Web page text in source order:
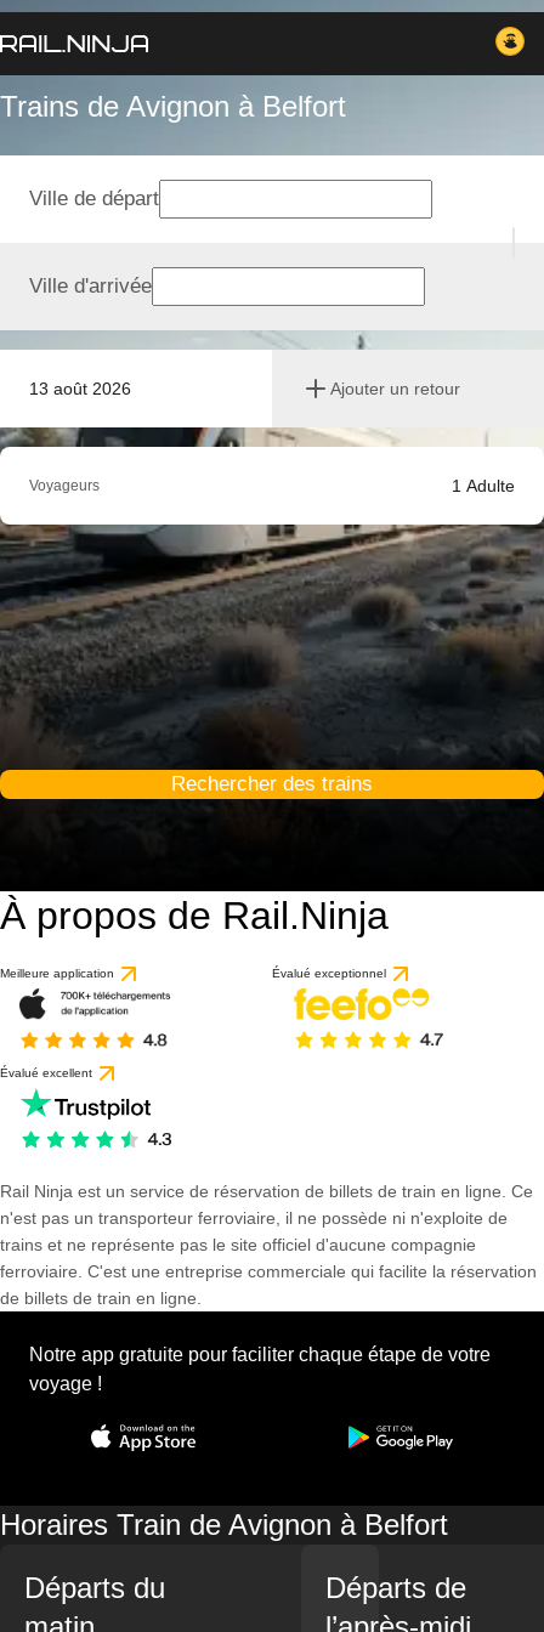
Trains de Avignon à Belfort
13 août 2026 Ajouter un retour
Ville de départ
Ville d'arrivée
Voyageurs 1 Adulte
Rechercher des trains
À propos de Rail.Ninja
Meilleure application Évalué exceptionnel
Évalué excellent
Rail Ninja est un service de réservation de billets de train en ligne. Ce
n'est pas un transporteur ferroviaire, il ne possède ni n'exploite de
trains et ne représente pas le site officiel d'aucune compagnie
ferroviaire. C'est une entreprise commerciale qui facilite la réservation
de billets de train en ligne.
Notre app gratuite pour faciliter chaque étape de votre
voyage !
Horaires Train de Avignon à Belfort
Départs du
Départs de